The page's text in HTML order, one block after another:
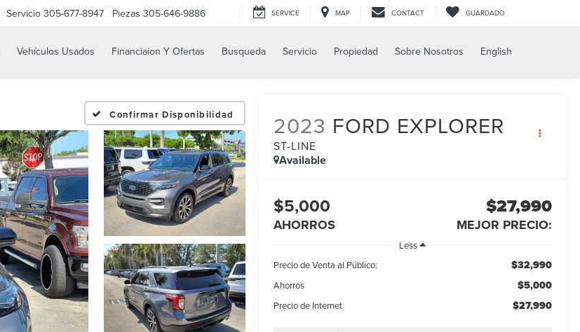
Servicio 305-677-8947 Piezas 305-646-9886 SERVICE MAP CONTACT GUARDADO
Vehículos Usados Financiaion Y Ofertas Busqueda Servicio Propiedad Sobre Nosotros English
Confirmar Disponibilidad 2023 FORD EXPLORER
ST-LINE
Available
$5,000
AHORROS
$27,990
MEJOR PRECIO:
Less
Precio de Venta al Público:
$32,990
Ahorros $5,000
Precio de Internet $27,990